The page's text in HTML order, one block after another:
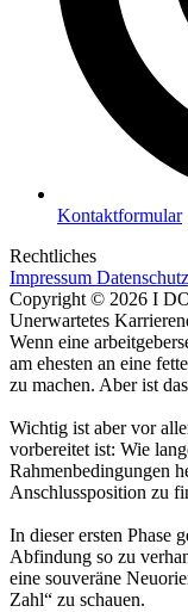
Kontaktformular
Rechtliches
Impressum Datenschutz
Copyright © 2026 I
Unerwartetes
Wenn eine
am ehesten an eine
zu machen. Aber ist
Wichtig ist aber vor
vorbereitet ist: Wie
Rahmenbedingungen
Anschlussposition zu
In dieser ersten Phase
Abfindung so zu
eine souveräne
Zahl“ zu schauen.